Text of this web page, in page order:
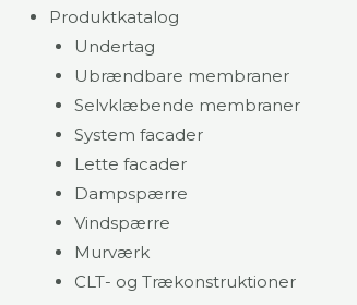
Produktkatalog
Undertag
Ubrændbare membraner
Selvklæbende membraner
System facader
Lette facader
Dampspærre
Vindspærre
Murværk
CLT- og Trækonstruktioner